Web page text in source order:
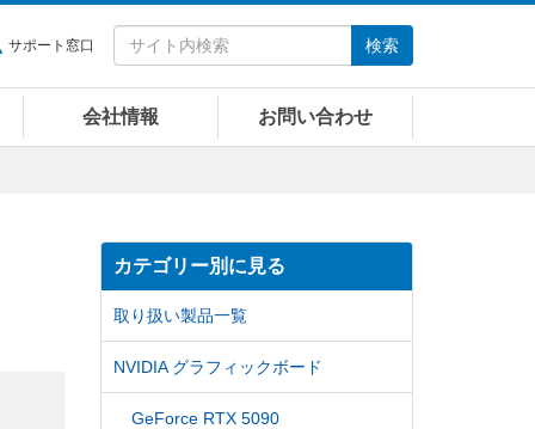
サポート窓口 検索
会社情報 お問い合わせ
カテゴリー別に見る
取り扱い製品一覧
NVIDIA グラフィックボード
GeForce RTX 5090